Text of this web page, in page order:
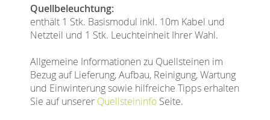
Quellbeleuchtung:
enthält 1 Stk. Basismodul inkl. 10m Kabel und
Netzteil und 1 Stk. Leuchteinheit Ihrer Wahl.
Allgemeine Informationen zu Quellsteinen im
Bezug auf Lieferung, Aufbau, Reinigung, Wartung
und Einwinterung sowie hilfreiche Tipps erhalten
Sie auf unserer Quellsteininfo Seite.